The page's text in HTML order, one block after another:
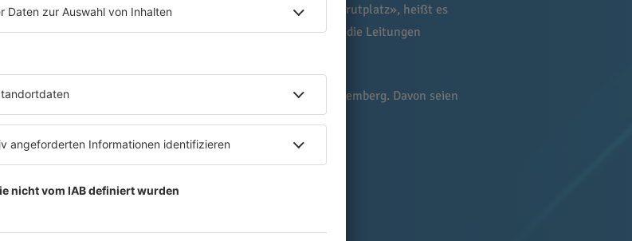
Eulen nutzen die Freileitungsmasten als Sitz-, Schlaf- oder Brutplatz», heißt es
können sie die Isolatoren der Leitungen überbrücken oder die Leitungen
werde Jahre dauern.
60.000 Kilometer Mittelspannungsleitungen in Baden-Württemberg. Davon seien
seien in der Erde verlegt.